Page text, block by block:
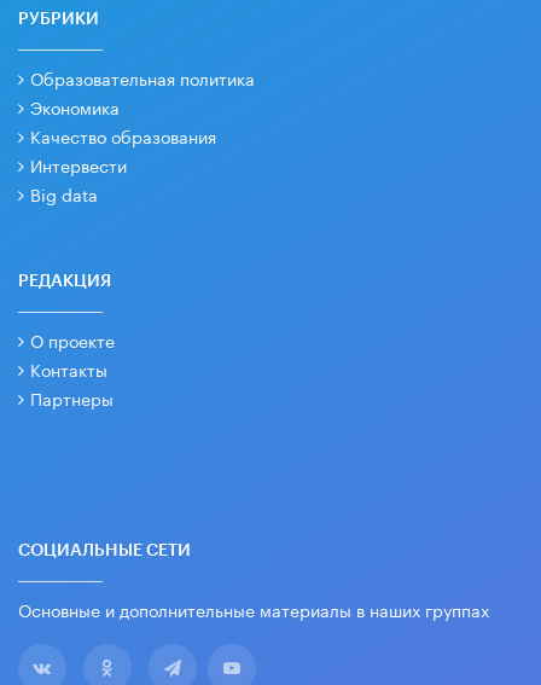
РУБРИКИ
Образовательная политика
Экономика
Качество образования
Интервести
Big data
РЕДАКЦИЯ
О проекте
Контакты
Партнеры
СОЦИАЛЬНЫЕ СЕТИ
Основные и дополнительные материалы в наших группах